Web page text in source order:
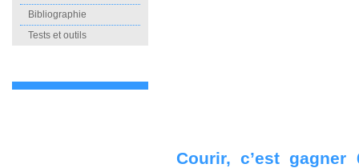
Bibliographie
Tests et outils
Courir, c’est gagner